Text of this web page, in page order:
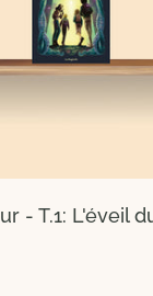
- T.1: L'éveil